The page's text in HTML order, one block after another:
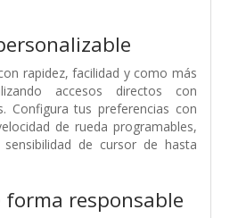
rapidez, facilidad y como más
accesos directos con
Configura tus preferencias con
de rueda programables,
de cursor de hasta
forma responsable